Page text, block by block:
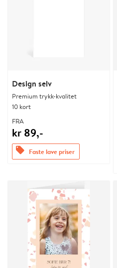
Design selv
Premium trykk-kvalitet
10 kort
FRA
kr 89,-
offers Faste lave priser